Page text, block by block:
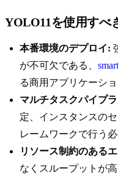
YOLO11を使用すべ
本番環境のデプロイ:
が不可欠である、
る商用アプリケーショ
マルチタスクパイプ
定、インスタンスの
レームワークで行う
リソース制約のある
なくスループットが